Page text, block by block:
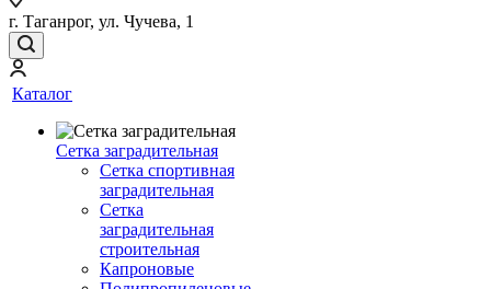
г. Таганрог, ул. Чучева, 1
Каталог
Сетка заградительная
Сетка спортивная
заградительная
Сетка
заградительная
строительная
Капроновые